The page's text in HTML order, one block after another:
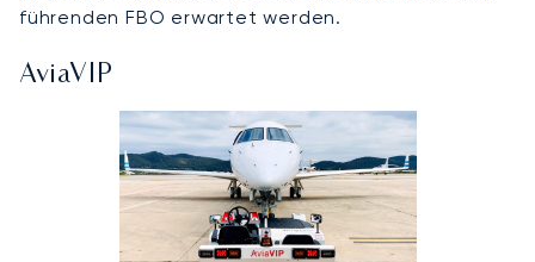
führenden FBO erwartet werden.
AviaVIP